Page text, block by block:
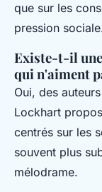
que sur les
pression
Existe-t-il
qui n'aiment
Oui, des
Lockhart
centrés sur les
souvent plus
mélodrame.